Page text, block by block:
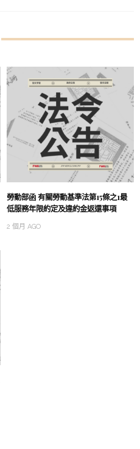
勞動部函 有關勞動基準法第15條之1最
低服務年限約定及違約金返還事項
2 個月 AGO